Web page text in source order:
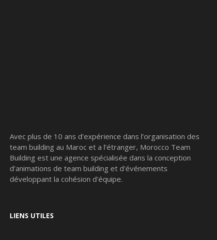
Avec plus de 10 ans d'expérience dans l’organisation des
team building au Maroc et a l’étranger, Morocco Team
Building est une agence spécialisée dans la conception
d’animations de team building et d'événements
développant la cohésion d'équipe.
LIENS UTILES